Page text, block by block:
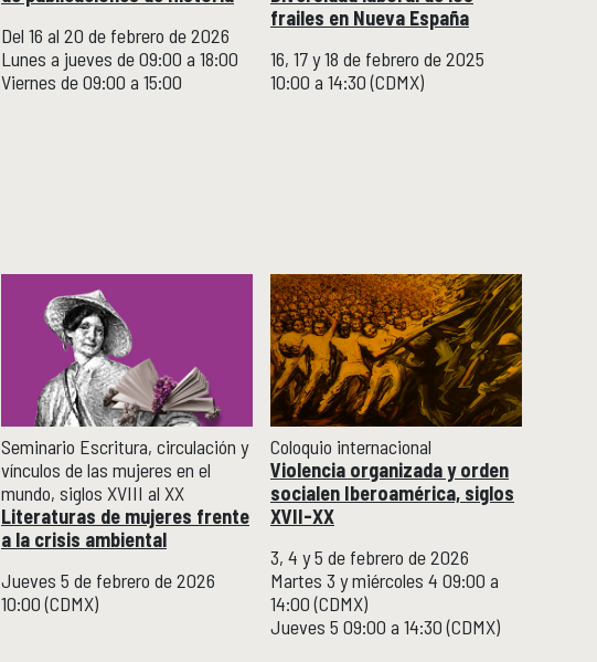
Del 16 al 20 de febrero de 2026
Lunes a jueves de 09:00 a 18:00
Viernes de 09:00 a 15:00
frailes en Nueva España
16, 17 y 18 de febrero de 2025
10:00 a 14:30 (CDMX)
Seminario Escritura, circulación y
vínculos de las mujeres en el
mundo, siglos XVIII al XX
Literaturas de mujeres frente
a la crisis ambiental
Jueves 5 de febrero de 2026
10:00 (CDMX)
Coloquio internacional
Violencia organizada y orden
socialen Iberoamérica, siglos
XVII-XX
3, 4 y 5 de febrero de 2026
Martes 3 y miércoles 4 09:00 a
14:00 (CDMX)
Jueves 5 09:00 a 14:30 (CDMX)